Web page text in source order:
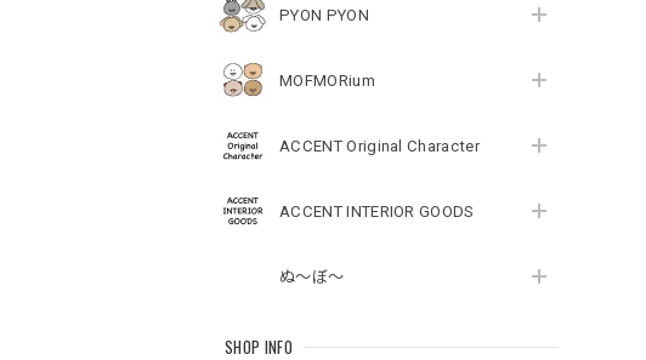
PYON PYON
MOFMORium
ACCENT Original Character
ACCENT INTERIOR GOODS
ぬ～ぼ～
SHOP INFO